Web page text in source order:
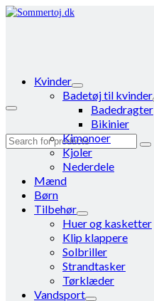
Search
Kvinder
Badetøj til kvinder
Badedragter
Bikinier
Kimonoer
Kjoler
Nederdele
Mænd
Børn
Tilbehør
Huer og kasketter
Klip klappere
Solbriller
Strandtasker
Tørklæder
Vandsport